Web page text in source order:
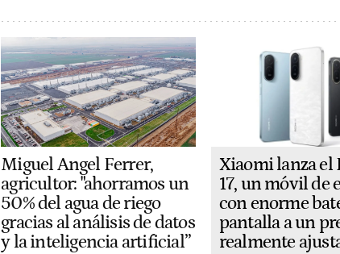
Miguel Angel Ferrer,
agricultor: "ahorramos un
50% del agua de riego
gracias al análisis de datos
y la inteligencia artificial”
Xiaomi lanza el
17, un móvil de
con enorme
pantalla a un
realmente